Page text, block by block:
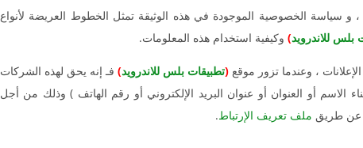
، و سياسة الخصوصية الموجودة في هذه الوثيقة تمثل الخطوط العريضة لأنواع
بلس للاندرويد) وكيفية استخدام هذه المعلومات.
، وعندما تزور موقع (تطبيقات بلس للاندرويد) فـ إنه يحق لهذه الشركات
الاسم أو العنوان أو عنوان البريد الإلكتروني أو رقم الهاتف ) وذلك من أجل
عن طريق ملف تعريف الإرتباط.